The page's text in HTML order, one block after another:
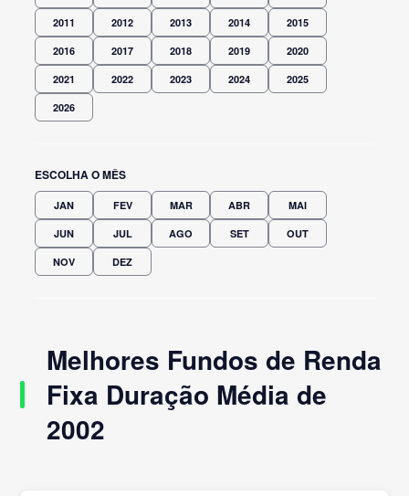
2011 2012 2013 2014 2015
2016 2017 2018 2019 2020
2021 2022 2023 2024 2025
2026
ESCOLHA O MÊS
JAN FEV MAR ABR MAI
JUN JUL AGO SET OUT
NOV DEZ
Melhores Fundos de Renda
Fixa Duração Média de
2002